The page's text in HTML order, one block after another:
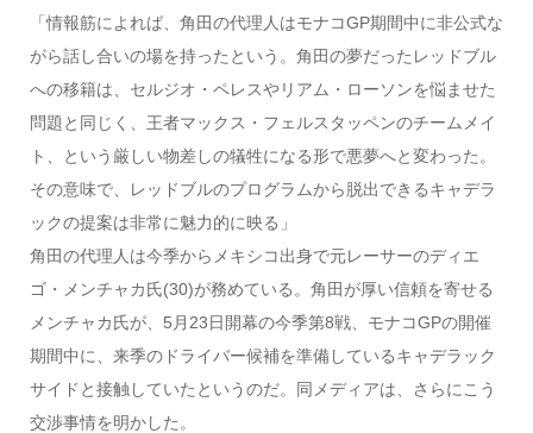
「情報筋によれば、角田の代理人はモナコGP期間中に非公式な
がら話し合いの場を持ったという。角田の夢だったレッドブル
への移籍は、セルジオ・ペレスやリアム・ローソンを悩ませた
問題と同じく、王者マックス・フェルスタッペンのチームメイ
ト、という厳しい物差しの犠牲になる形で悪夢へと変わった。
その意味で、レッドブルのプログラムから脱出できるキャデラ
ックの提案は非常に魅力的に映る」
角田の代理人は今季からメキシコ出身で元レーサーのディエ
ゴ・メンチャカ氏(30)が務めている。角田が厚い信頼を寄せる
メンチャカ氏が、5月23日開幕の今季第8戦、モナコGPの開催
期間中に、来季のドライバー候補を準備しているキャデラック
サイドと接触していたというのだ。同メディアは、さらにこう
交渉事情を明かした。